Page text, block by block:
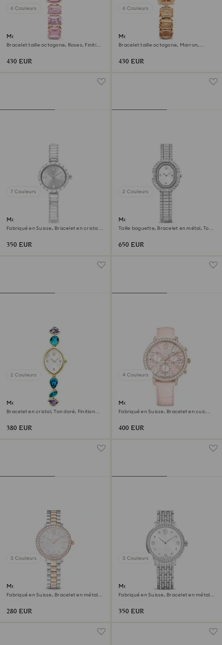
6 Couleurs
Montre
Bracelet taille octogone, Roses, Finition
430 EUR
6 Couleurs
Montre
Bracelet taille octogone, Marron,
430 EUR
7 Couleurs
Montre Matrix bangle
Fabriqué en Suisse, Bracelet en cristal,
350 EUR
2 Couleurs
Montre Matrix octagon
Taille baguette, Bracelet en métal, Ton
650 EUR
2 Couleurs
Montre Gema
Bracelet en cristal, Ton doré, Finition
380 EUR
4 Couleurs
Montre Matrix tennis chrono
Fabriqué en Suisse, Bracelet en cuir,
400 EUR
3 Couleurs
Montre Matrix 3-link
Fabriqué en Suisse, Bracelet en métal,
280 EUR
3 Couleurs
Montre Imber
Fabriqué en Suisse, Bracelet en métal,
350 EUR